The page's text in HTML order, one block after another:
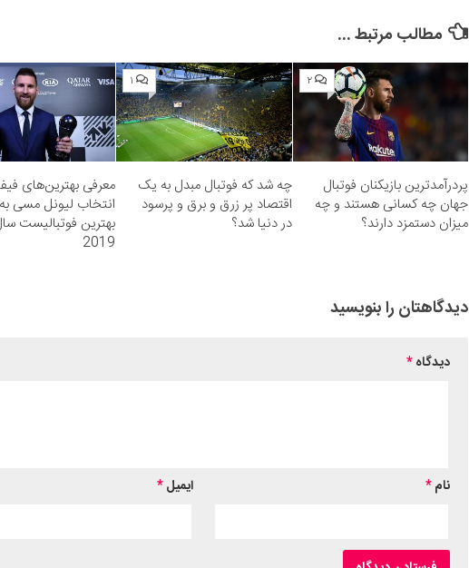
مطالب مرتبط ...
۲
پردرآمدترین بازیکنان فوتبال
جهان چه کسانی هستند و چه
میزان دستمزد دارند؟
۱
چه شد که فوتبال مبدل به یک
اقتصاد پر زرق و برق و پرسود
در دنیا شد؟
معرفی بهترین‌های
انتخاب لیونل مسی
بهترین فوتبالیست
2019
دیدگاهتان را بنویسید
دیدگاه*
نام* ایمیل*